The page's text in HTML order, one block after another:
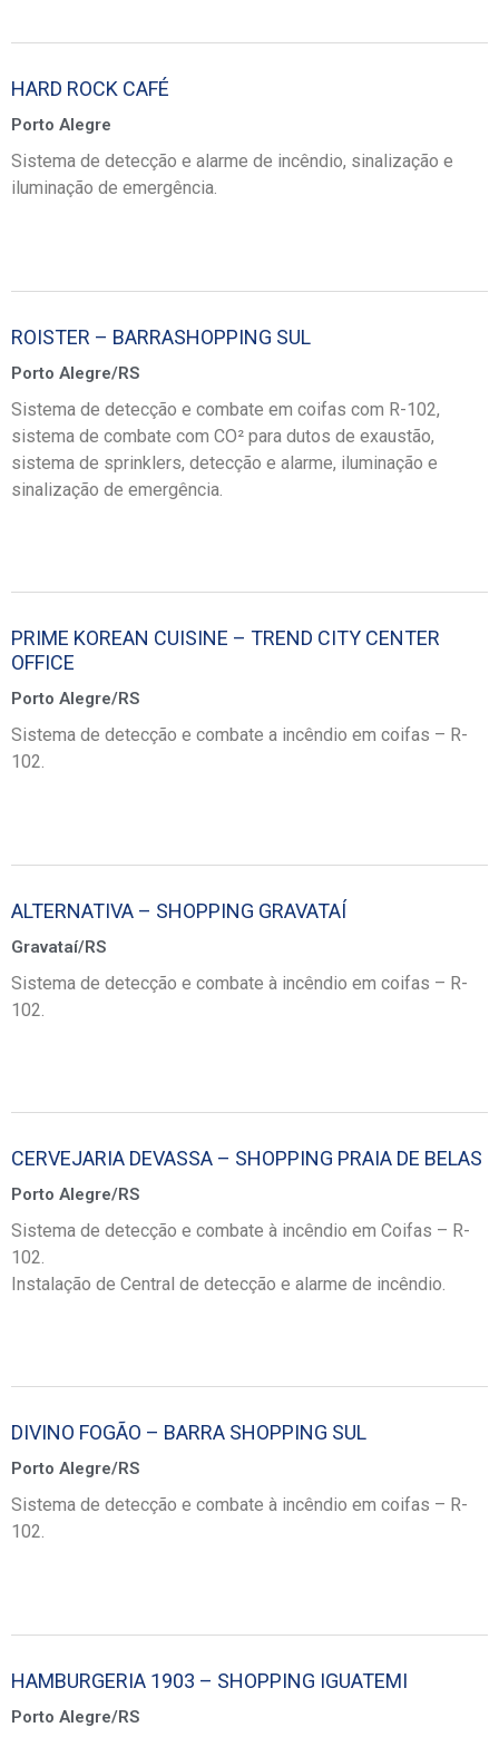
HARD ROCK CAFÉ
Porto Alegre
Sistema de detecção e alarme de incêndio, sinalização e
iluminação de emergência.
ROISTER – BARRASHOPPING SUL
Porto Alegre/RS
Sistema de detecção e combate em coifas com R-102,
sistema de combate com CO² para dutos de exaustão,
sistema de sprinklers, detecção e alarme, iluminação e
sinalização de emergência.
PRIME KOREAN CUISINE – TREND CITY CENTER
OFFICE
Porto Alegre/RS
Sistema de detecção e combate a incêndio em coifas – R-
102.
ALTERNATIVA – SHOPPING GRAVATAÍ
Gravataí/RS
Sistema de detecção e combate à incêndio em coifas – R-
102.
CERVEJARIA DEVASSA – SHOPPING PRAIA DE BELAS
Porto Alegre/RS
Sistema de detecção e combate à incêndio em Coifas – R-
102.
Instalação de Central de detecção e alarme de incêndio.
DIVINO FOGÃO – BARRA SHOPPING SUL
Porto Alegre/RS
Sistema de detecção e combate à incêndio em coifas – R-
102.
HAMBURGERIA 1903 – SHOPPING IGUATEMI
Porto Alegre/RS